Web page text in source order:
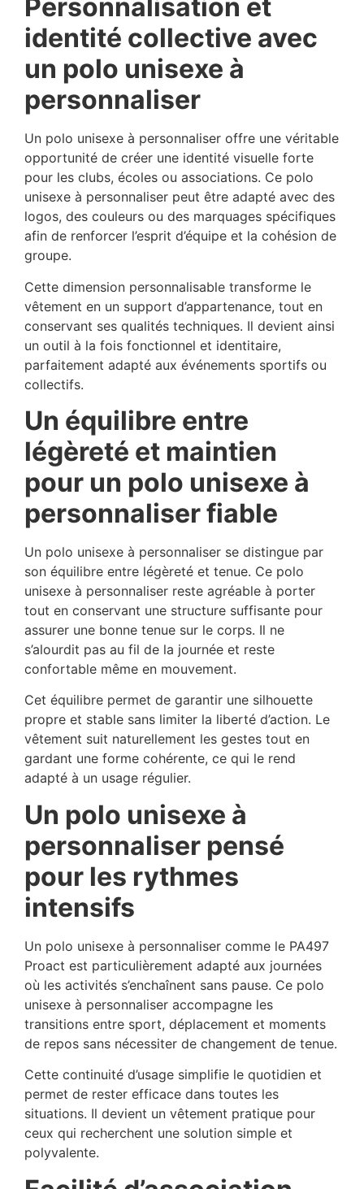
Personnalisation et
identité collective avec
un polo unisexe à
personnaliser
Un polo unisexe à personnaliser offre une véritable
opportunité de créer une identité visuelle forte
pour les clubs, écoles ou associations. Ce polo
unisexe à personnaliser peut être adapté avec des
logos, des couleurs ou des marquages spécifiques
afin de renforcer l’esprit d’équipe et la cohésion de
groupe.
Cette dimension personnalisable transforme le
vêtement en un support d’appartenance, tout en
conservant ses qualités techniques. Il devient ainsi
un outil à la fois fonctionnel et identitaire,
parfaitement adapté aux événements sportifs ou
collectifs.
Un équilibre entre
légèreté et maintien
pour un polo unisexe à
personnaliser fiable
Un polo unisexe à personnaliser se distingue par
son équilibre entre légèreté et tenue. Ce polo
unisexe à personnaliser reste agréable à porter
tout en conservant une structure suffisante pour
assurer une bonne tenue sur le corps. Il ne
s’alourdit pas au fil de la journée et reste
confortable même en mouvement.
Cet équilibre permet de garantir une silhouette
propre et stable sans limiter la liberté d’action. Le
vêtement suit naturellement les gestes tout en
gardant une forme cohérente, ce qui le rend
adapté à un usage régulier.
Un polo unisexe à
personnaliser pensé
pour les rythmes
intensifs
Un polo unisexe à personnaliser comme le PA497
Proact est particulièrement adapté aux journées
où les activités s’enchaînent sans pause. Ce polo
unisexe à personnaliser accompagne les
transitions entre sport, déplacement et moments
de repos sans nécessiter de changement de tenue.
Cette continuité d’usage simplifie le quotidien et
permet de rester efficace dans toutes les
situations. Il devient un vêtement pratique pour
ceux qui recherchent une solution simple et
polyvalente.